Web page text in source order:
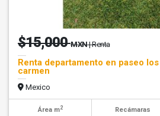
$15,000MXN| Renta
Renta departamento en paseo
carmen
Mexico
Área m2 Recámaras